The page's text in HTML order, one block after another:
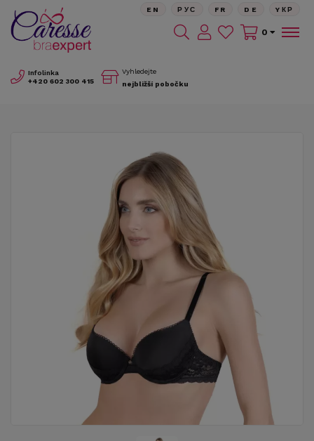
Infolinka
+420 602 300 415
Vyhledejte
nejbližší pobočku
EN РУС FR DE YКР
0